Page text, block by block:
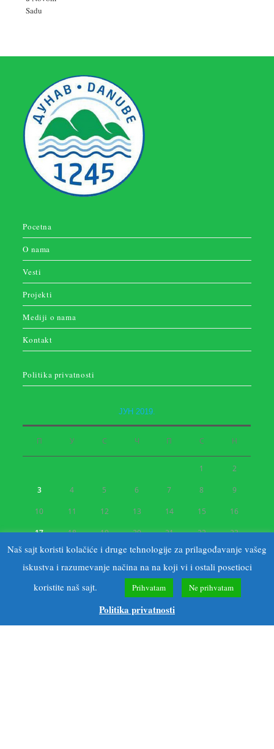
Pocetna
O nama
Vesti
Projekti
Mediji o nama
Kontakt
Politika privatnosti
ЈУН 2019.
П У С Ч П С Н
1 2
3 4 5 6 7 8 9
10 11 12 13 14 15 16
17 18 19 20 21 22 23
24 25 26 27 28 29 30
Naš sajt koristi kolačiće i druge tehnologije za prilagođavanje vašeg
iskustva i razumevanje načina na na koji vi i ostali posetioci
koristite naš sajt.
Prihvatam Ne prihvatam
Politika privatnosti